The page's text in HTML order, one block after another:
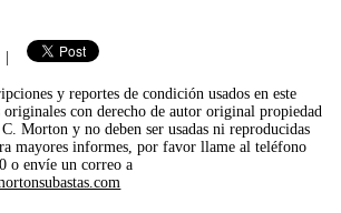
y reportes de condición usados en este
con derecho de autor original propiedad
Morton y no deben ser usadas ni reproducidas
mayores informes, por favor llame al teléfono
o envíe un correo a